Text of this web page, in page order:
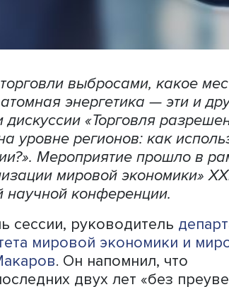
торговли выбросами,
атомная энергетика —
дискуссии